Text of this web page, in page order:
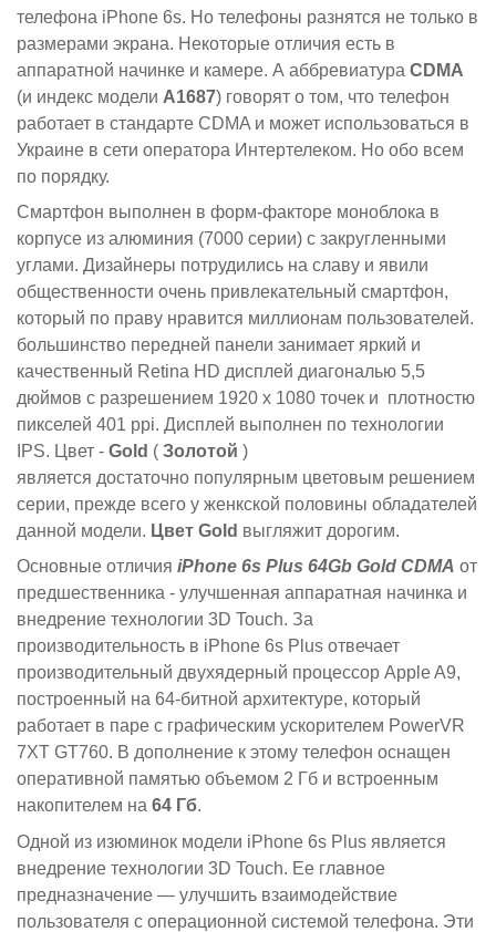
телефона iPhone 6s. Но телефоны разнятся не только в
размерами экрана. Некоторые отличия есть в
аппаратной начинке и камере. А аббревиатура CDMA
(и индекс модели A1687) говорят о том, что телефон
работает в стандарте CDMA и может использоваться в
Украине в сети оператора Интертелеком. Но обо всем
по порядку.
Смартфон выполнен в форм-факторе моноблока в
корпусе из алюминия (7000 серии) с закругленными
углами. Дизайнеры потрудились на славу и явили
общественности очень привлекательный смартфон,
который по праву нравится миллионам пользователей.
большинство передней панели занимает яркий и
качественный Retina HD дисплей диагональю 5,5
дюймов с разрешением 1920 x 1080 точек и плотностю
пикселей 401 ppi. Дисплей выполнен по технологии
IPS. Цвет - Gold ( Золотой )
является достаточно популярным цветовым решением
серии, прежде всего у женкской половины обладателей
данной модели. Цвет Gold выгляжит дорогим.
Основные отличия iPhone 6s Plus 64Gb Gold CDMA от
предшественника - улучшенная аппаратная начинка и
внедрение технологии 3D Touch. За
производительность в iPhone 6s Plus отвечает
производительный двухядерный процессор Apple A9,
построенный на 64-битной архитектуре, который
работает в паре с графическим ускорителем PowerVR
7XT GT760. В дополнение к этому телефон оснащен
оперативной памятью объемом 2 Гб и встроенным
накопителем на 64 Гб.
Одной из изюминок модели iPhone 6s Plus является
внедрение технологии 3D Touch. Ее главное
предназначение — улучшить взаимодействие
пользователя с операционной системой телефона. Эти